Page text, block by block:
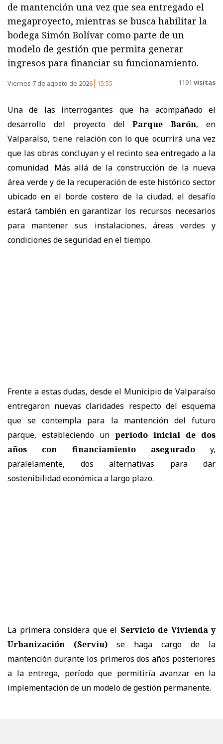
de mantención una vez que sea entregado el
megaproyecto, mientras se busca habilitar la
bodega Simón Bolívar como parte de un
modelo de gestión que permita generar
ingresos para financiar su funcionamiento.
Viernes 7 de agosto de 2026 15:55 1191 visitas
Una de las interrogantes que ha acompañado el
desarrollo del proyecto delParque Barón, en
Valparaíso, tiene relación con lo que ocurrirá una vez
que las obras concluyan y el recinto sea entregado a la
comunidad. Más allá de la construcción de la nueva
área verde y de la recuperación de este histórico sector
ubicado en el borde costero de la ciudad, el desafío
estará también en garantizar los recursos necesarios
para mantener sus instalaciones, áreas verdes y
condiciones de seguridad en el tiempo.
Frente a estas dudas, desde el Municipio de Valparaíso
entregaron nuevas claridades respecto del esquema
que se contempla para la mantención del futuro
parque, estableciendo un período inicial de dos
años con financiamiento aseguradoy,
paralelamente, dos alternativas para dar
sostenibilidad económica a largo plazo.
La primera considera que el Servicio de Vivienda y
Urbanización (Serviu) se haga cargo de la
mantención durante los primeros dos años posteriores
a la entrega, período que permitiría avanzar en la
implementación de un modelo de gestión permanente.